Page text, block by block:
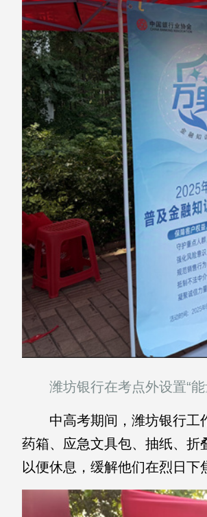
潍坊银行在考点外设置“能
中高考期间，潍坊银行工作
药箱、应急文具包、抽纸、折
以便休息，缓解他们在烈日下